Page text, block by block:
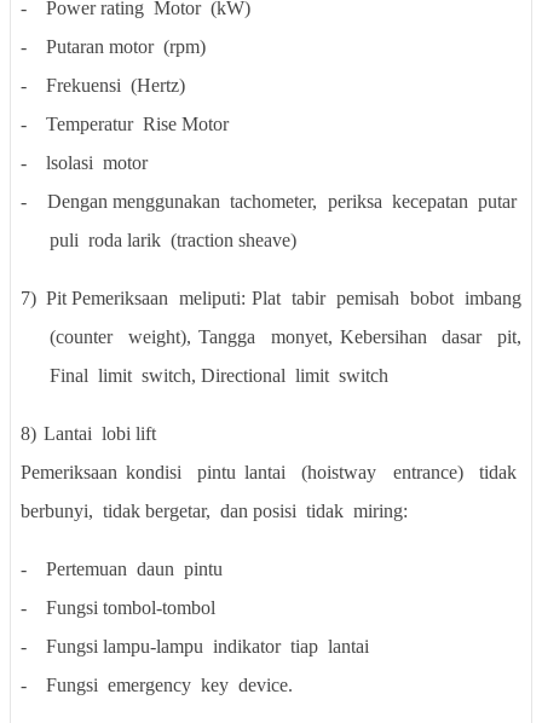
-
Power rating Motor (kW)
-
Putaran motor (rpm)
-
Frekuensi (Hertz)
-
Temperatur Rise Motor
-
lsolasi motor
-
Dengan menggunakan tachometer, periksa kecepatan putar
puli roda larik (traction sheave)
7) Pit Pemeriksaan meliputi: Plat tabir pemisah bobot imbang
(counter
weight), Tangga monyet, Kebersihan dasar
pit,
Final limit switch, Directional limit switch
8) Lantai lobi lift
Pemeriksaan kondisi
pintu lantai (hoistway entrance)
tidak
berbunyi, tidak bergetar, dan posisi tidak miring:
- Pertemuan daun pintu
-
Fungsi tombol-tombol
-
Fungsi lampu-lampu indikator tiap lantai
-
Fungsi emergency key device.